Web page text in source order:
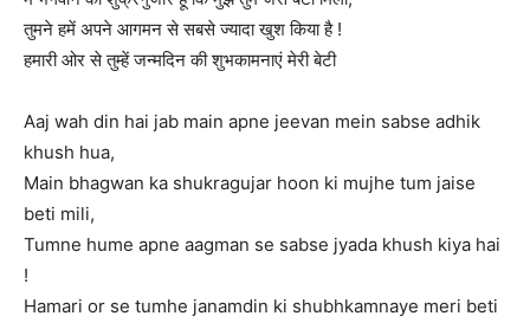
तुमने हमें अपने आगमन से सबसे ज्यादा खुश किया है !
हमारी ओर से तुम्हें जन्मदिन की शुभकामनाएं मेरी बेटी
Aaj wah din hai jab main apne jeevan mein sabse adhik
khush hua,
Main bhagwan ka shukragujar hoon ki mujhe tum jaise
beti mili,
Tumne hume apne aagman se sabse jyada khush kiya hai
!
Hamari or se tumhe janamdin ki shubhkamnaye meri beti